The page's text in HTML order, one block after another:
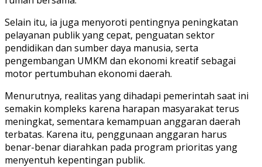
Selain itu, ia juga menyoroti pentingnya peningkatan
pelayanan publik yang cepat, penguatan sektor
pendidikan dan sumber daya manusia, serta
pengembangan UMKM dan ekonomi kreatif sebagai
motor pertumbuhan ekonomi daerah.
Menurutnya, realitas yang dihadapi pemerintah saat ini
semakin kompleks karena harapan masyarakat terus
meningkat, sementara kemampuan anggaran daerah
terbatas. Karena itu, penggunaan anggaran harus
benar-benar diarahkan pada program prioritas yang
menyentuh kepentingan publik.